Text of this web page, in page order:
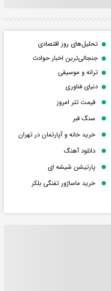
تحلیل‌های روز اقتصادی
جنجالی‌ترین اخبار حوادث
ترانه و موسیقی
دنیای فناوری
قیمت تتر امروز
سنگ قبر
خرید خانه و آپارتمان در تهران
دانلود آهنگ
پارتیشن شیشه ای
خرید ماساژور تفنگی بلکر